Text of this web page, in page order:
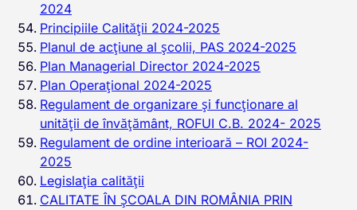
2024
Principiile Calității 2024-2025
Planul de acțiune al școlii, PAS 2024-2025
Plan Managerial Director 2024-2025
Plan Operațional 2024-2025
Regulament de organizare și funcționare al
unității de învățământ, ROFUI C.B. 2024- 2025
Regulament de ordine interioară – ROI 2024-
2025
Legislația calității
CALITATE ÎN ŞCOALA DIN ROMÂNIA PRIN